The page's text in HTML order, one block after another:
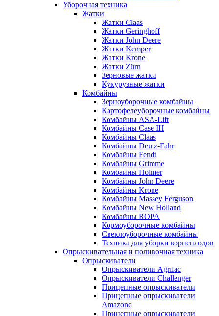
Уборочная техника
Жатки
Жатки Claas
Жатки Geringhoff
Жатки John Deere
Жатки Kemper
Жатки Krone
Жатки Zürn
Зерновые жатки
Кукурузные жатки
Комбайны
Зерноуборочные комбайны
Картофелеуборочные комбайны
Комбайны ASA-Lift
Комбайны Case IH
Комбайны Claas
Комбайны Deutz-Fahr
Комбайны Fendt
Комбайны Grimme
Комбайны Holmer
Комбайны John Deere
Комбайны Krone
Комбайны Massey Ferguson
Комбайны New Holland
Комбайны ROPA
Кормоуборочные комбайны
Свеклоуборочные комбайны
Техника для уборки корнеплодов
Опрыскивательная и поливочная техника
Опрыскиватели
Опрыскиватели Agrifac
Опрыскиватели Challenger
Прицепные опрыскиватели
Прицепные опрыскиватели
Amazone
Прицепные опрыскиватели